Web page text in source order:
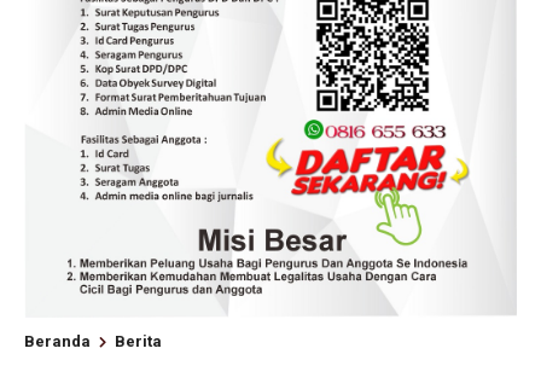
Beranda Berita